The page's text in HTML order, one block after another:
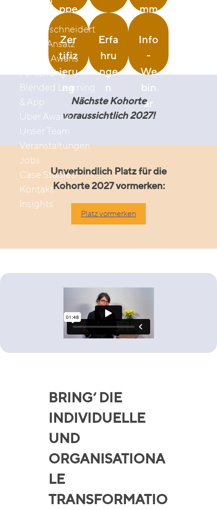
Retreats
Maßgeschneidert
Unser Ansatz
Darum Awaris
Forschung
Blended Learning
& App
Über Awaris
Unser Team
Veranstaltungen
Jobs
Case Studies
Kontakt
Insights
ppe
mm
Zer
tifiz
ieru
ng
Erfa
hru
nge
n
Info
-
We
bin
ar
Nächste Kohorte
voraussichtlich 2027!
Unverbindlich Platz für die
Kohorte 2027 vormerken:
Platz vormerken
BRING‘ DIE
INDIVIDUELLE
UND
ORGANISATIONA
LE
TRANSFORMATIO